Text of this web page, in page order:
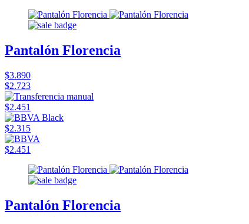
Pantalón Florencia
$3.890
$2.723
$2.451
$2.315
$2.451
Pantalón Florencia